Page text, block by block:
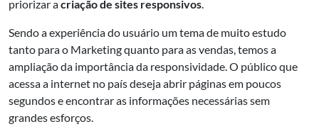
priorizar acriação de sites responsivos.
Sendo a experiência do usuário um tema de muito estudo
tanto para o Marketing quanto para as vendas, temos a
ampliação da importância da responsividade. O público que
acessa a internet no país deseja abrir páginas em poucos
segundos e encontrar as informações necessárias sem
grandes esforços.